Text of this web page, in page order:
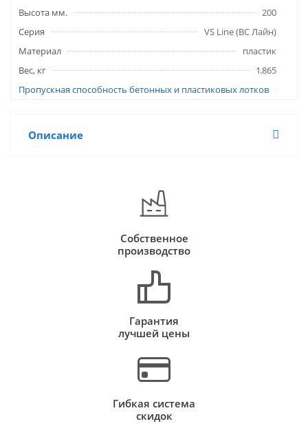
Высота мм.
200
Серия
VS Line (ВС Лайн)
Материал
пластик
Вес, кг
1.865
Пропускная способность бетонных и пластиковых лотков
Описание
Собственное
производство
Гарантия
лучшей цены
Гибкая система
скидок